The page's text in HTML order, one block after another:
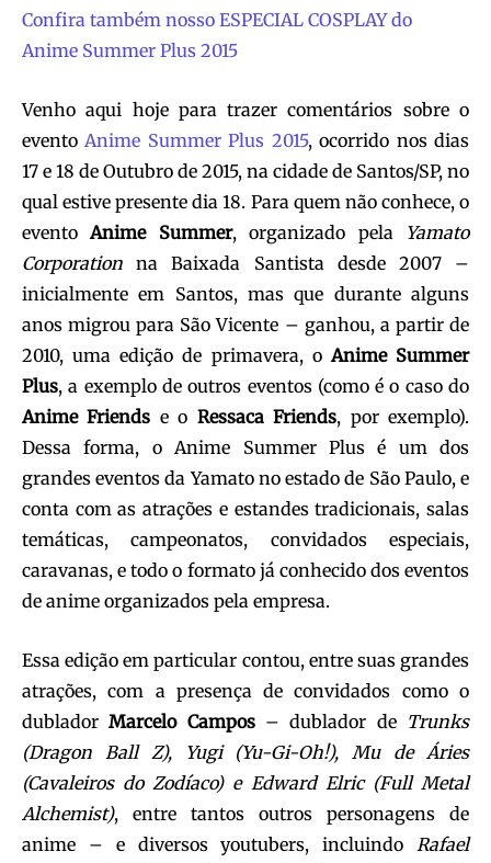
Confira também nosso ESPECIAL COSPLAY do
Anime Summer Plus 2015
Venho aqui hoje para trazer comentários sobre o
evento Anime Summer Plus 2015, ocorrido nos dias
17 e 18 de Outubro de 2015, na cidade de Santos/SP, no
qual estive presente dia 18. Para quem não conhece, o
evento Anime Summer, organizado pela Yamato
Corporation na Baixada Santista desde 2007 –
inicialmente em Santos, mas que durante alguns
anos migrou para São Vicente – ganhou, a partir de
2010, uma edição de primavera, oAnime Summer
Plus, a exemplo de outros eventos (como é o caso do
Anime Friends e o Ressaca Friends, por exemplo).
Dessa forma, o Anime Summer Plus é um dos
grandes eventos da Yamato no estado de São Paulo, e
conta com as atrações e estandes tradicionais, salas
temáticas, campeonatos, convidados especiais,
caravanas, e todo o formato já conhecido dos eventos
de anime organizados pela empresa.
Essa edição em particular contou, entre suas grandes
atrações, com a presença de convidados como o
dubladorMarcelo Campos– dublador de Trunks
(Dragon Ball Z), Yugi (Yu-Gi-Oh!), Mu de Áries
(Cavaleiros do Zodíaco) e Edward Elric (Full Metal
Alchemist), entre tantos outros personagens de
anime – e diversos youtubers, incluindo Rafael